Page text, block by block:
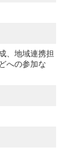
、地域連携担
への参加な